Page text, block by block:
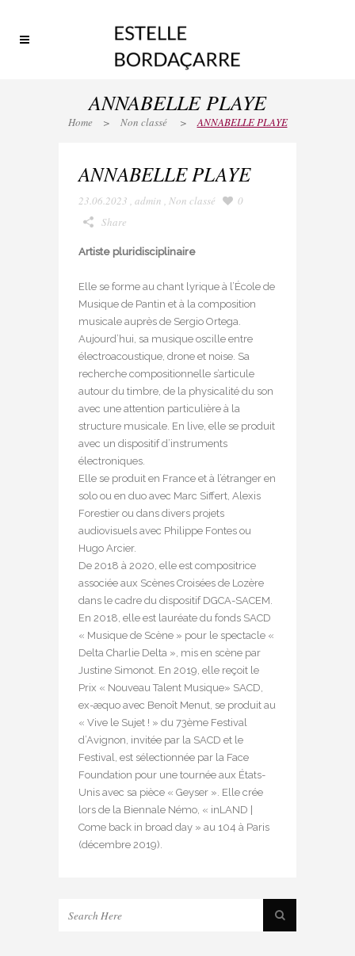
ANNABELLE PLAYE
Home > Non classé > ANNABELLE PLAYE
ANNABELLE PLAYE
23.06.2023 , admin , Non classé
0
Share
Artiste pluridisciplinaire
Elle se forme au chant lyrique à l’École de
Musique de Pantin et à la composition
musicale auprès de Sergio Ortega.
Aujourd’hui, sa musique oscille entre
électroacoustique, drone et noise. Sa
recherche compositionnelle s’articule
autour du timbre, de la physicalité du son
avec une attention particulière à la
structure musicale. En live, elle se produit
avec un dispositif d’instruments
électroniques.
Elle se produit en France et à l’étranger en
solo ou en duo avec Marc Siffert, Alexis
Forestier ou dans divers projets
audiovisuels avec Philippe Fontes ou
Hugo Arcier.
De 2018 à 2020, elle est compositrice
associée aux Scènes Croisées de Lozère
dans le cadre du dispositif DGCA-SACEM.
En 2018, elle est lauréate du fonds SACD
« Musique de Scène » pour le spectacle «
Delta Charlie Delta », mis en scène par
Justine Simonot. En 2019, elle reçoit le
Prix « Nouveau Talent Musique» SACD,
ex-æquo avec Benoît Menut, se produit au
« Vive le Sujet ! » du 73ème Festival
d’Avignon, invitée par la SACD et le
Festival, est sélectionnée par la Face
Foundation pour une tournée aux États-
Unis avec sa pièce « Geyser ». Elle crée
lors de la Biennale Némo, « inLAND |
Come back in broad day » au 104 à Paris
(décembre 2019).